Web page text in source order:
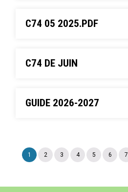
C74 05 2025.PDF
C74 DE JUIN
GUIDE 2026-2027
1 2 3 4 5 6 7